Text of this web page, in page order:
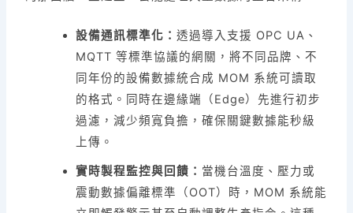
設備通訊標準化：透過導入支援 OPC UA、
MQTT 等標準協議的網關，將不同品牌、不
同年份的設備數據統合成 MOM 系統可讀取
的格式。同時在邊緣端（Edge）先進行初步
過濾，減少頻寬負擔，確保關鍵數據能秒級
上傳。
實時製程監控與回饋： 當機台溫度、壓力或
震動數據偏離標準（OOT）時，MOM 系統能